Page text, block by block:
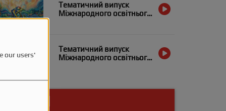
our users'
Тематичний випуск
Міжнародного освітнього
Тематичний випуск
Міжнародного освітнього
ПРОГРАМИ